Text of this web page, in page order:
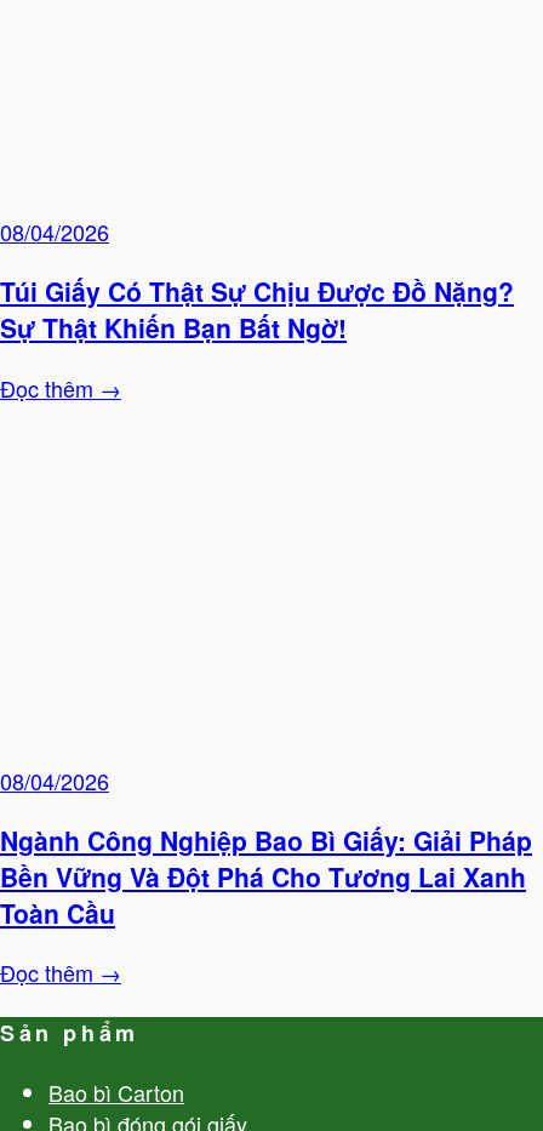
08/04/2026
Túi Giấy Có Thật Sự Chịu Được Đồ Nặng?
Sự Thật Khiến Bạn Bất Ngờ!
Đọc thêm →
08/04/2026
Ngành Công Nghiệp Bao Bì Giấy: Giải Pháp
Bền Vững Và Đột Phá Cho Tương Lai Xanh
Toàn Cầu
Đọc thêm →
Sản phẩm
Bao bì Carton
Bao bì đóng gói giấy